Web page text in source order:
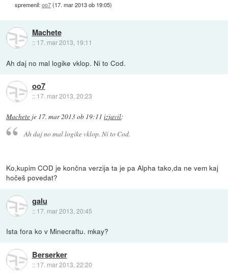
spremenil:oo7(17. mar 2013 ob 19:05)
Machete
:: 17. mar 2013, 19:11
Ah daj no mal logike vklop. Ni to Cod.
oo7
:: 17. mar 2013, 20:23
Machete je 17. mar 2013 ob 19:11 izjavil:
Ah daj no mal logike vklop. Ni to Cod.
Ko,kupim COD je končna verzija ta je pa Alpha tako,da ne vem kaj
hočeš povedat?
galu
:: 17. mar 2013, 20:45
Ista fora ko v Minecraftu. mkay?
Berserker
:: 17. mar 2013, 22:20